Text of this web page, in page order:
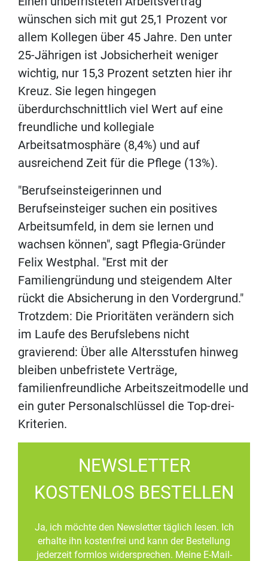
wünschen sich mit gut 25,1 Prozent vor
allem Kollegen über 45 Jahre. Den unter
25-Jährigen ist Jobsicherheit weniger
wichtig, nur 15,3 Prozent setzten hier ihr
Kreuz. Sie legen hingegen
überdurchschnittlich viel Wert auf eine
freundliche und kollegiale
Arbeitsatmosphäre (8,4%) und auf
ausreichend Zeit für die Pflege (13%).
"Berufseinsteigerinnen und
Berufseinsteiger suchen ein positives
Arbeitsumfeld, in dem sie lernen und
wachsen können", sagt Pflegia-Gründer
Felix Westphal. "Erst mit der
Familiengründung und steigendem Alter
rückt die Absicherung in den Vordergrund."
Trotzdem: Die Prioritäten verändern sich
im Laufe des Berufslebens nicht
gravierend: Über alle Altersstufen hinweg
bleiben unbefristete Verträge,
familienfreundliche Arbeitszeitmodelle und
ein guter Personalschlüssel die Top-drei-
Kriterien.
NEWSLETTER
KOSTENLOS BESTELLEN
Ja, ich möchte den Newsletter täglich lesen. Ich
erhalte ihn kostenfrei und kann der Bestellung
jederzeit formlos widersprechen. Meine E-Mail-